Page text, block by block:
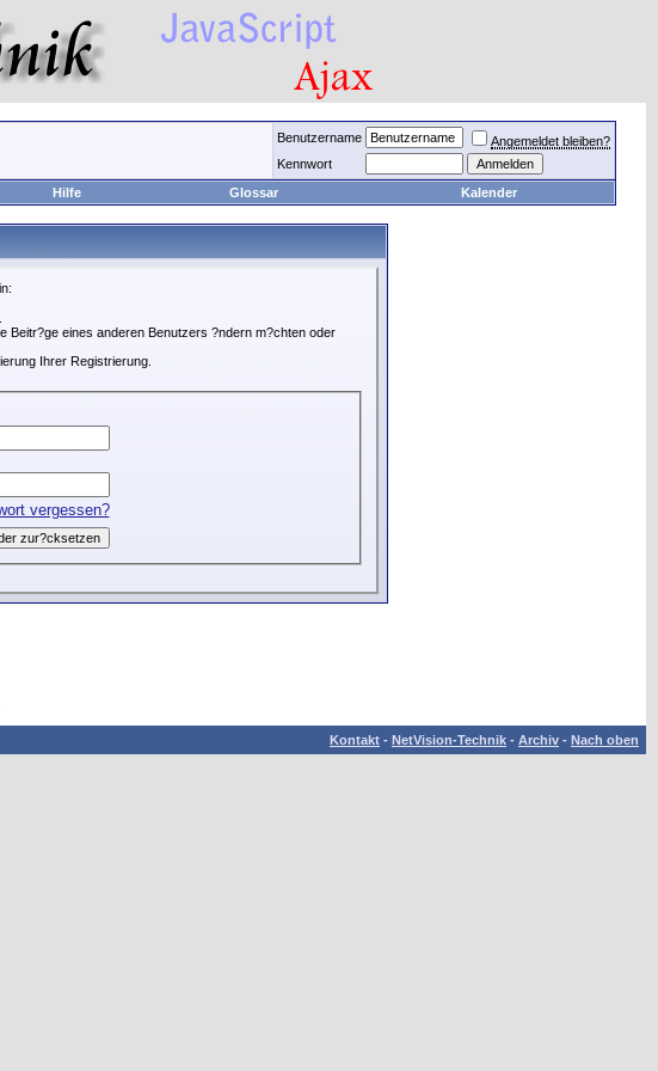
Benutzername
Angemeldet bleiben?
Kennwort
Hilfe Glossar Kalender
Beitr?ge eines anderen Benutzers ?ndern m?chten oder
Ihrer Registrierung.
vergessen?
Kontakt - NetVision-Technik - Archiv - Nach oben